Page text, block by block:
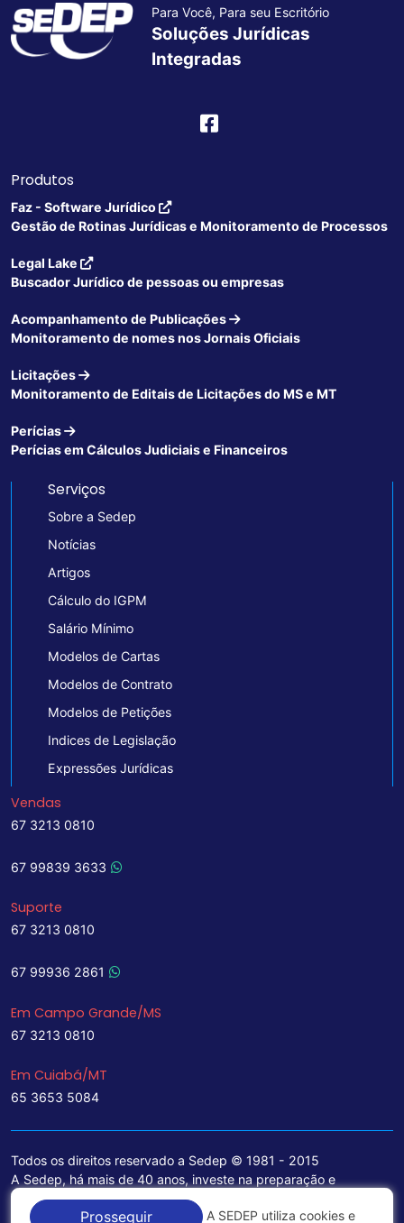
Para Você, Para seu Escritório
Soluções Jurídicas
Integradas
Produtos
Faz - Software Jurídico
Gestão de Rotinas Jurídicas e Monitoramento de Processos
Legal Lake
Buscador Jurídico de pessoas ou empresas
Acompanhamento de Publicações
Monitoramento de nomes nos Jornais Oficiais
Licitações
Monitoramento de Editais de Licitações do MS e MT
Perícias
Perícias em Cálculos Judiciais e Financeiros
Serviços
Sobre a Sedep
Notícias
Artigos
Cálculo do IGPM
Salário Mínimo
Modelos de Cartas
Modelos de Contrato
Modelos de Petições
Indices de Legislação
Expressões Jurídicas
Vendas
67 3213 0810
67 99839 3633
Suporte
67 3213 0810
67 99936 2861
Em Campo Grande/MS
67 3213 0810
Em Cuiabá/MT
65 3653 5084
Todos os direitos reservado a Sedep © 1981 - 2015
A Sedep, há mais de 40 anos, investe na preparação e
treinamento de funcionários e na aquisição de tecnologia de
ponta para a ampliação de seu portfólio de serviços voltados
Prosseguir A SEDEP utiliza cookies e